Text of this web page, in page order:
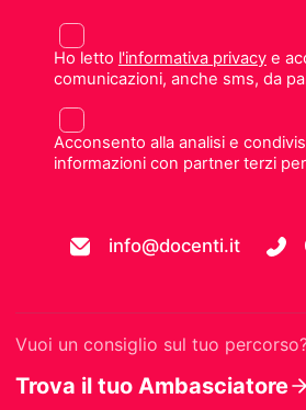
Ho letto l'informativa privacye
comunicazioni, anche sms, da
Acconsento alla analisi e
informazioni con partner terzi
info@docenti.it
Vuoi un consiglio sul tuo
Trova il tuo Ambasciatore